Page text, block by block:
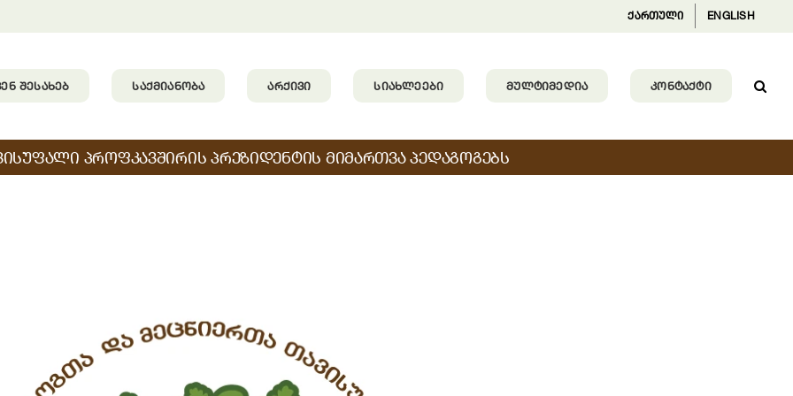
ქართული ENGLISH
ᲨᲔᲡᲐᲮᲔᲑ ᲡᲐᲥᲛᲘᲐᲜᲝᲑᲐ ᲐᲠᲥᲘᲕᲘ ᲡᲘᲐᲮᲚᲔᲔᲑᲘ ᲛᲣᲚᲢᲘᲛᲔᲓᲘᲐ ᲙᲝᲜᲢᲐᲥᲢᲘ
ᲞᲠᲝᲤᲙᲐᲕᲨᲘᲠᲘᲡ ᲞᲠᲔᲖᲘᲓᲔᲜᲢᲘᲡ ᲛᲘᲛᲐᲠᲗᲕᲐ ᲞᲔᲓᲐᲒᲝᲒᲔᲑᲡ